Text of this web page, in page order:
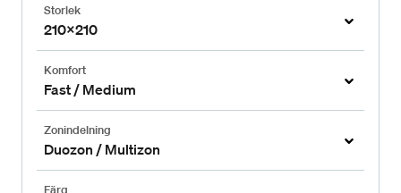
Storlek
210x210
Komfort
Fast / Medium
Zonindelning
Duozon / Multizon